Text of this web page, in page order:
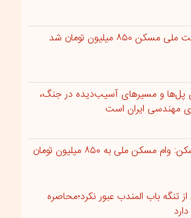
میلیون تومان شد
پل‌ها و مسیرهای آسیب‌دیده در جنگ،
مهندسی ایران است
رئیس بنیاد مسکن: وام مسکن ملی به ۸۵۰ میلیون تومان
تنگه باب المندب عبور نکرد؛محاصره